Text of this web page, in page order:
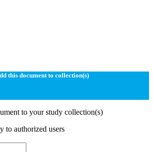
this document to collection(s)
to your study collection(s)
to authorized users